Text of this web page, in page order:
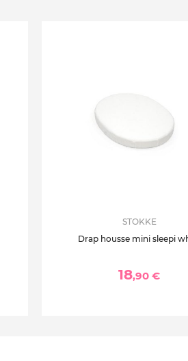
STOKKE
Drap housse mini sleepi
18,90 €